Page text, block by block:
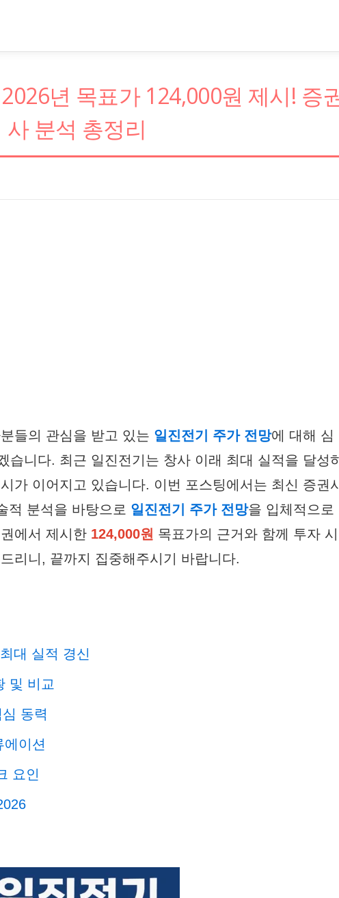
년 목표가 124,000원 제시! 증
사 분석 총정리
들의 관심을 받고 있는 일진전기 주가 전망에 대해 심
습니다. 최근 일진전기는 창사 이래 최대 실적을 달성
가 이어지고 있습니다. 이번 포스팅에서는 최신 증권
적 분석을 바탕으로 일진전기 주가 전망을 입체적으로
에서 제시한 124,000원 목표가의 근거와 함께 투자 시
리니, 끝까지 집중해주시기 바랍니다.
대 실적 경신
및 비교
동력
이션
요인